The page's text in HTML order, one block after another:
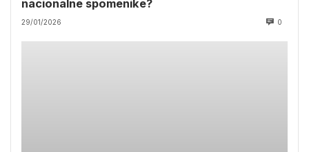
nacionalne spomenike?
29/01/2026 0